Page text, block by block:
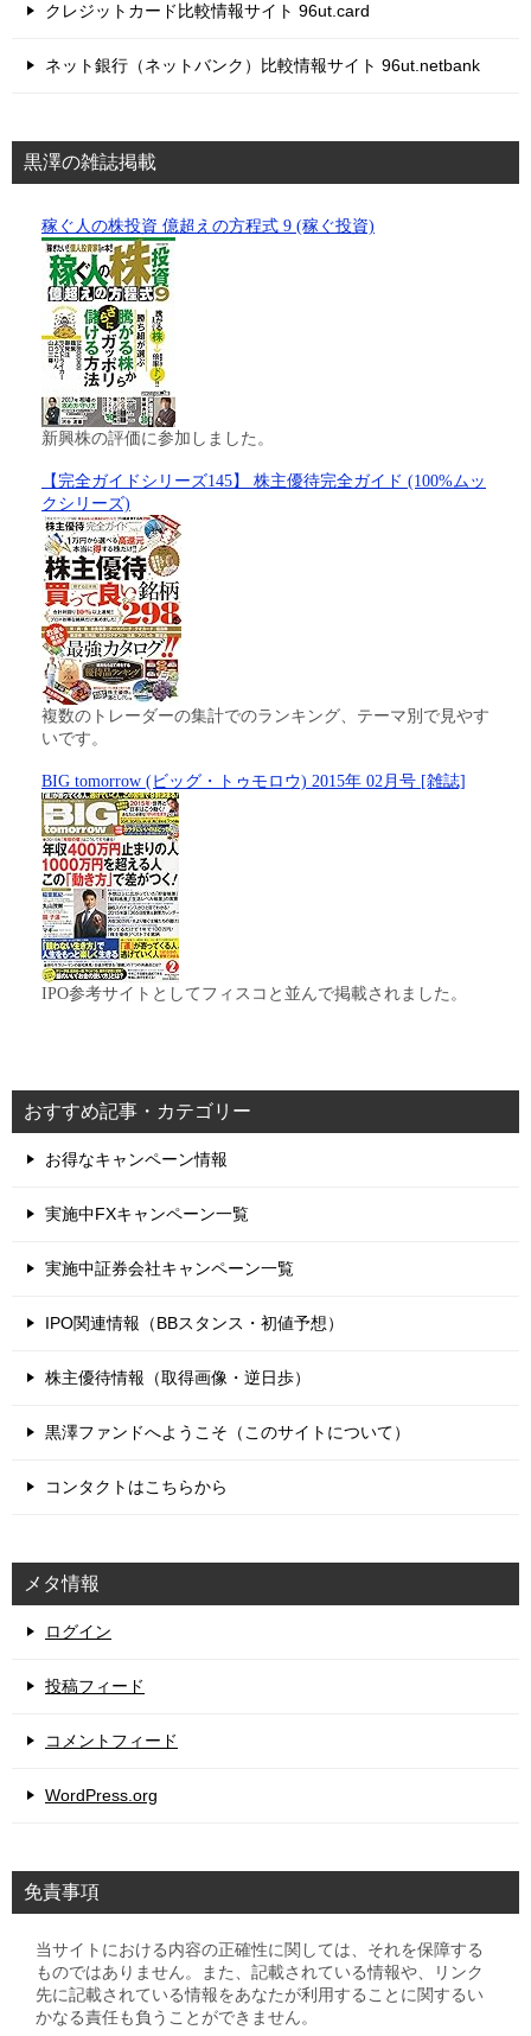
クレジットカード比較情報サイト 96ut.card
ネット銀行（ネットバンク）比較情報サイト 96ut.netbank
黒澤の雑誌掲載
稼ぐ人の株投資 億超えの方程式 9 (稼ぐ投資)
新興株の評価に参加しました。
【完全ガイドシリーズ145】 株主優待完全ガイド (100%ムッ
クシリーズ)
複数のトレーダーの集計でのランキング、テーマ別で見やす
いです。
BIG tomorrow (ビッグ・トゥモロウ) 2015年 02月号 [雑誌]
IPO参考サイトとしてフィスコと並んで掲載されました。
おすすめ記事・カテゴリー
お得なキャンペーン情報
実施中FXキャンペーン一覧
実施中証券会社キャンペーン一覧
IPO関連情報（BBスタンス・初値予想）
株主優待情報（取得画像・逆日歩）
黒澤ファンドへようこそ（このサイトについて）
コンタクトはこちらから
メタ情報
ログイン
投稿フィード
コメントフィード
WordPress.org
免責事項
当サイトにおける内容の正確性に関しては、それを保障する
ものではありません。また、記載されている情報や、リンク
先に記載されている情報をあなたが利用することに関するい
かなる責任も負うことができません。